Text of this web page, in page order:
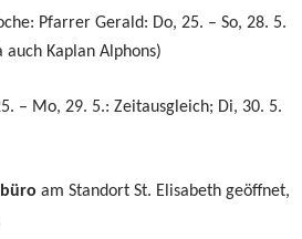
Pfarrer Gerald: Do, 25. – So, 28. 5.
Kaplan Alphons)
29. 5.: Zeitausgleich; Di, 30. 5.
am Standort St. Elisabeth geöffnet,